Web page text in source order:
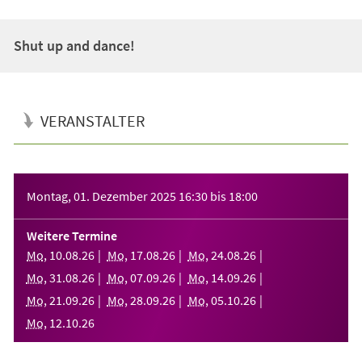
Shut up and dance!
VERANSTALTER
Montag, 01. Dezember 2025 16:30 bis 18:00
Weitere Termine
Mo, 10.08.26 Mo, 17.08.26 Mo, 24.08.26
Mo, 31 .08.26 Mo, 07.09.26 Mo, 14.09.26
Mo, 21 .09.26 Mo, 28.09.26 Mo, 05.10.26
Mo, 12.10.26